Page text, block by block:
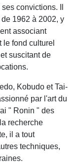
convictions. Il
1962 à 2002, y
associant
fond culturel
suscitant de
Kobudo et Tai-
par l'art du
" Ronin " des
recherche
il a tout
techniques,